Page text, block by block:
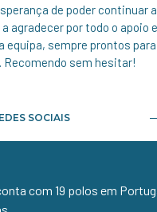
de poder continuar
agradecer por todo o apoio e
equipa, sempre prontos
Recomendo sem hesitar!
SOCIAIS
com 19 polos em